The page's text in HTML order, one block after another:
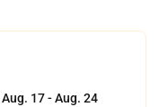
Aug. 17 - Aug. 24